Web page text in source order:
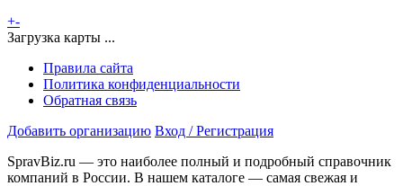
+-
Загрузка карты ...
Правила сайта
Политика конфиденциальности
Обратная связь
Добавить организацию Вход / Регистрация
SpravBiz.ru — это наиболее полный и подробный справочник
компаний в России. В нашем каталоге — самая свежая и